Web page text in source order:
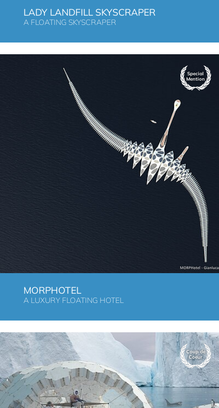
LADY LANDFILL SKYSCRAPER
A FLOATING SKYSCRAPER
Special
Mention
MORPHOTEL
A LUXURY FLOATING HOTEL
Coup de
Coeur